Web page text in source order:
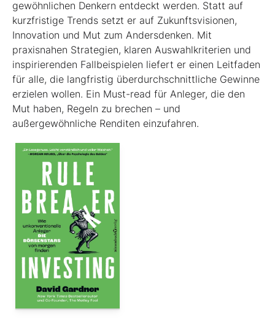
gewöhnlichen Denkern entdeckt werden. Statt auf
kurzfristige Trends setzt er auf Zukunftsvisionen,
Innovation und Mut zum Andersdenken. Mit
praxisnahen Strategien, klaren Auswahlkriterien und
inspirierenden Fallbeispielen liefert er einen Leit­faden
für alle, die langfristig überdurchschnittliche Gewinne
erzielen wollen. Ein Must-read für Anleger, die den
Mut haben, Regeln zu brechen – und
außergewöhnliche Renditen einzufahren.